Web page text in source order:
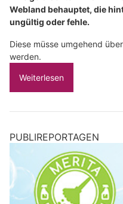
Webland behauptet, die
ungültig oder fehle.
Diese müsse umgehend
werden.
Weiterlesen
PUBLIREPORTAGEN